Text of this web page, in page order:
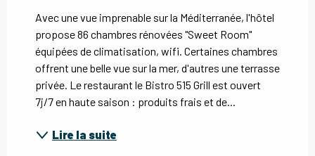
Avec une vue imprenable sur la Méditerranée, l'hôtel
propose 86 chambres rénovées "Sweet Room"
équipées de climatisation, wifi. Certaines chambres
offrent une belle vue sur la mer, d'autres une terrasse
privée. Le restaurant le Bistro 515 Grill est ouvert
7j/7 en haute saison : produits frais et de...
Lire la suite